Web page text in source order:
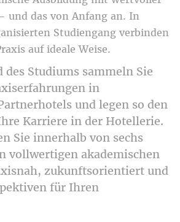
und das von Anfang an. In
Studiengang verbinden
auf ideale Weise.
des Studiums sammeln Sie
in
und legen so den
Karriere in der Hotellerie.
Sie innerhalb von sechs
vollwertigen akademischen
zukunftsorientiert und
für Ihren